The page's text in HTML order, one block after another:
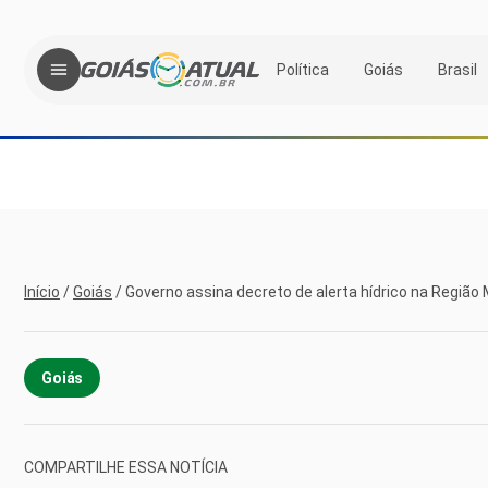
Política Goiás Brasil
Início /Goiás /Governo assina decreto de alerta hídrico na Região
Goiás
COMPARTILHE ESSA NOTÍCIA